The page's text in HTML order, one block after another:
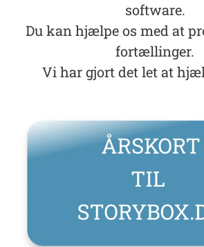
software.
Du kan hjælpe os med at
fortællinger.
Vi har gjort det let at